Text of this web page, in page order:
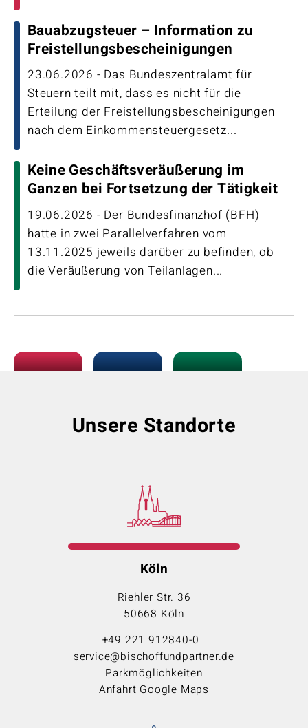
Bauabzugsteuer – Information zu
Freistellungsbescheinigungen
23.06.2026 - Das Bundeszentralamt für
Steuern teilt mit, dass es nicht für die
Erteilung der Freistellungsbescheinigungen
nach dem Einkommensteuergesetz...
Keine Geschäftsveräußerung im
Ganzen bei Fortsetzung der Tätigkeit
19.06.2026 - Der Bundesfinanzhof (BFH)
hatte in zwei Parallelverfahren vom
13.11.2025 jeweils darüber zu befinden, ob
die Veräußerung von Teilanlagen...
Unsere Standorte
Köln
Riehler Str. 36
50668 Köln
+49 221 912840-0
service@bischoffundpartner.de
Parkmöglichkeiten
Anfahrt Google Maps